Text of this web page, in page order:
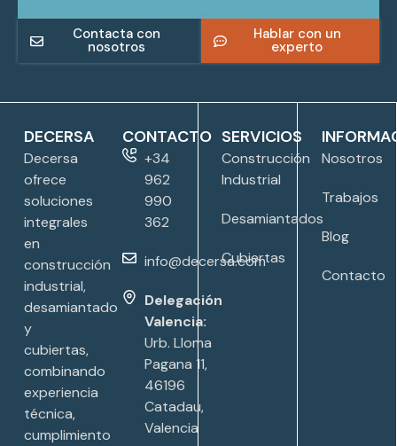
Contacta con
nosotros
Hablar con un
experto
DECERSA
Decersa
ofrece
soluciones
integrales
en
construcción
industrial,
desamiantado
y
cubiertas,
combinando
experiencia
técnica,
cumplimiento
CONTACTO
+34
962
990
362
info@decersa.com
Delegación
Valencia:
Urb. Lloma
Pagana 11,
46196
Catadau,
Valencia
SERVICIOS
Construcción
Industrial
Desamiantados
Cubiertas
Nosotros
Trabajos
Blog
Contacto